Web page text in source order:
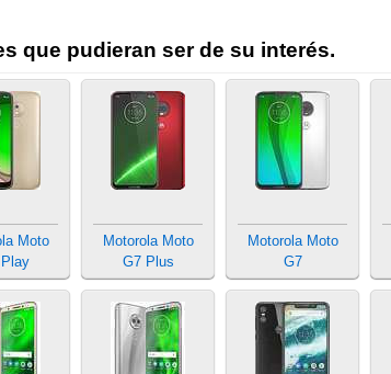
que pudieran ser de su interés.
Moto
Motorola Moto
G7 Plus
Motorola Moto
G7